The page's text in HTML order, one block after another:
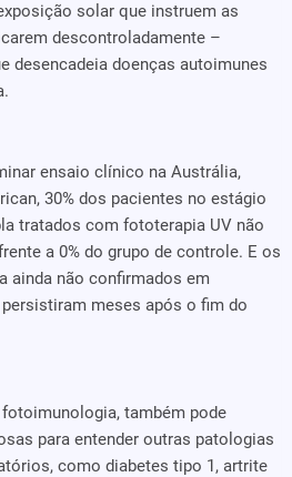
solar que instruem as
descontroladamente –
desencadeia doenças autoimunes
ensaio clínico na Austrália,
30% dos pacientes no estágio
tratados com fototerapia UV não
a 0% do grupo de controle. E os
ainda não confirmados em
meses após o fim do
também pode
para entender outras patologias
como diabetes tipo 1, artrite